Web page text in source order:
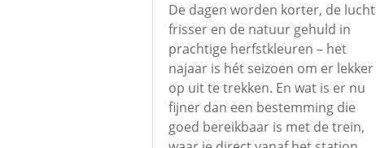
De dagen worden korter, de lucht
frisser en de natuur gehuld in
prachtige herfstkleuren – het
najaar is hét seizoen om er lekker
op uit te trekken. En wat is er nu
fijner dan een bestemming die
goed bereikbaar is met de trein,